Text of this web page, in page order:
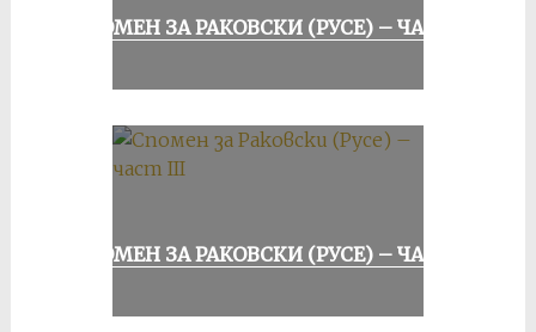
СПОМЕН ЗА РАКОВСКИ (РУСЕ) – ЧАСТ
СПОМЕН ЗА РАКОВСКИ (РУСЕ) – ЧАСТ